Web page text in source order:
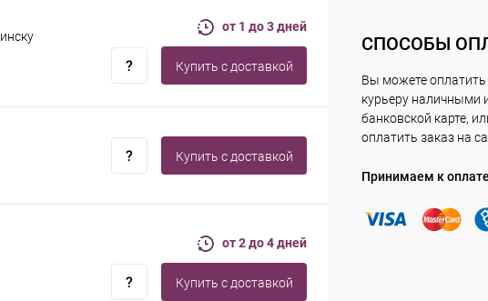
от 1 до 3 дней
Купить c доставкой
Купить c доставкой
от 2 до 4 дней
Купить c доставкой
СПОСОБЫ
Вы можете оплатить
курьеру наличными
банковской карте,
оплатить заказ на
Принимаем к оплате